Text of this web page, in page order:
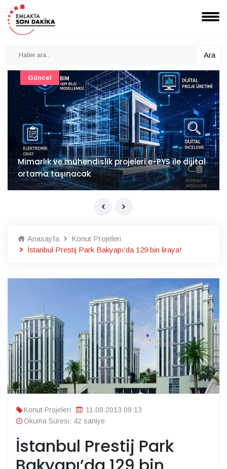
Ara
Mimarlık ve mühendislik projeleri e-PYS ile dijital
ortama taşınacak
Güncel
Anasayfa
Konut Projeleri
İstanbul Prestij Park Bakyapı’da 129 bin liraya!
Konut Projeleri
11.08.2013 09:13
Okuma Süresi: 42 saniye
İstanbul Prestij Park